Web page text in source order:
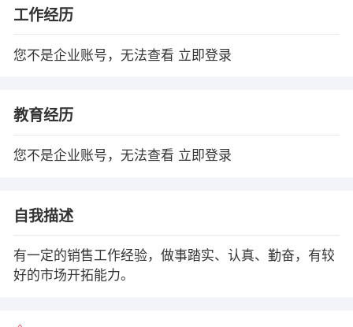
工作经历
您不是企业账号，无法查看 立即登录
教育经历
您不是企业账号，无法查看 立即登录
自我描述
有一定的销售工作经验，做事踏实、认真、勤奋，有较
好的市场开拓能力。